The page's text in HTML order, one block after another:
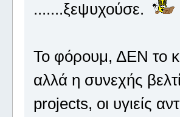
.......ξεψυχούσε.
Το φόρουμ, ΔΕΝ το
αλλά η συνεχής
projects, οι υγιείς